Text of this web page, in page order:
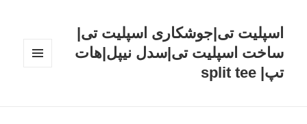
اسپلیت تی|جوشکاری اسپلیت تی|
ساخت اسپلیت تی|سدل نیپل|هات
تپ| split tee